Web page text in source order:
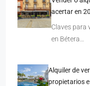
acertar en
Claves para
en Bétera…
Alquiler de
propietarios